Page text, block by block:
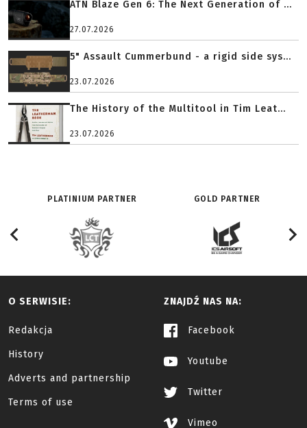
ATN Blaze Gen 6: The Next Generation of ...
27.07.2026
5" Assault Cummerbund - a rigid side sys...
23.07.2026
The History of the Multitool in Tim Leat...
23.07.2026
PLATINIUM PARTNER GOLD PARTNER
O SERWISIE:
Redakcja
History
Adverts and partnership
Terms of use
ZNAJDŹ NAS NA:
Facebook
Youtube
Twitter
Vimeo